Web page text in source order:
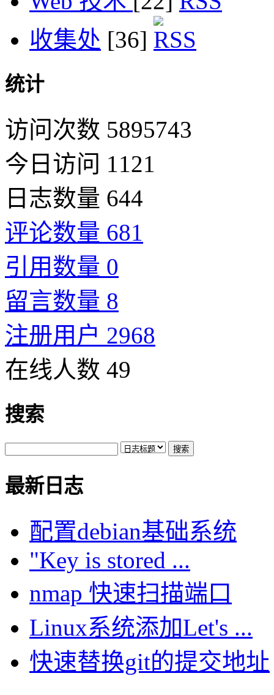
收集处 [36]
统计
访问次数 5895743
今日访问 1121
日志数量 644
评论数量 681
引用数量 0
留言数量 8
注册用户 2968
在线人数 49
搜索
最新日志
配置debian基础系统
"Key is stored ...
nmap 快速扫描端口
Linux系统添加Let's ...
快速替换git的提交地址